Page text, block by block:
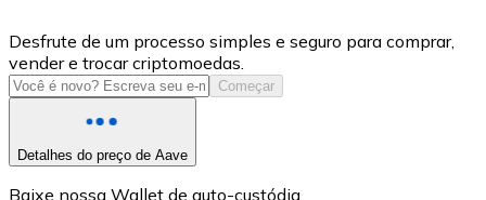
USD Coin
USDC
Desfrute de um processo simples e seguro para comprar,
vender e trocar criptomoedas.
Começar
Detalhes do preço de Aave
Baixe nossa Wallet de auto-custódia